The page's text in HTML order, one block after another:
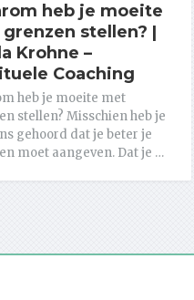
heb je moeite
stellen? |
Krohne –
Coaching
heb je moeite met
stellen? Misschien heb je
gehoord dat je beter je
moet aangeven. Dat je …